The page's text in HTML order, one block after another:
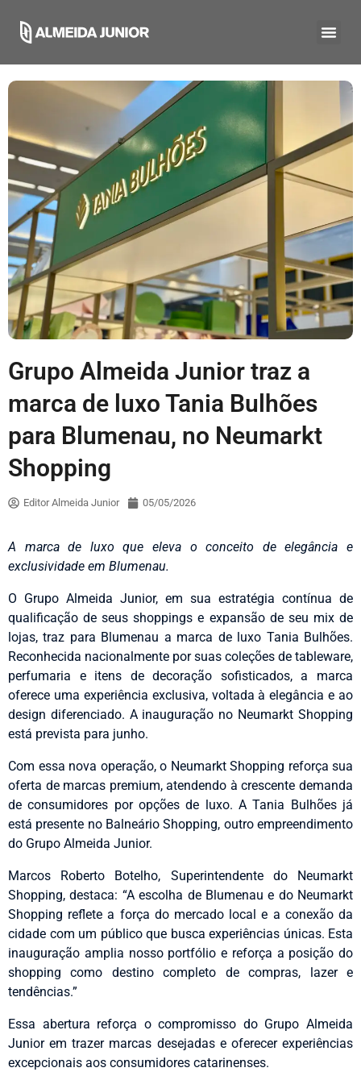
Grupo Almeida Junior traz a
marca de luxo Tania Bulhões
para Blumenau, no Neumarkt
Shopping
Editor Almeida Junior 05/05/2026
A marca de luxo que eleva o conceito de elegância e
exclusividade em Blumenau.
O Grupo Almeida Junior, em sua estratégia contínua de
qualificação de seus shoppings e expansão de seu mix de
lojas, traz para Blumenau a marca de luxo Tania Bulhões.
Reconhecida nacionalmente por suas coleções de tableware,
perfumaria e itens de decoração sofisticados, a marca
oferece uma experiência exclusiva, voltada à elegância e ao
design diferenciado. A inauguração no Neumarkt Shopping
está prevista para junho.
Com essa nova operação, o Neumarkt Shopping reforça sua
oferta de marcas premium, atendendo à crescente demanda
de consumidores por opções de luxo. A Tania Bulhões já
está presente no Balneário Shopping, outro empreendimento
do Grupo Almeida Junior.
Marcos Roberto Botelho, Superintendente do Neumarkt
Shopping, destaca: “A escolha de Blumenau e do Neumarkt
Shopping reflete a força do mercado local e a conexão da
cidade com um público que busca experiências únicas. Esta
inauguração amplia nosso portfólio e reforça a posição do
shopping como destino completo de compras, lazer e
tendências.”
Essa abertura reforça o compromisso do Grupo Almeida
Junior em trazer marcas desejadas e oferecer experiências
excepcionais aos consumidores catarinenses.